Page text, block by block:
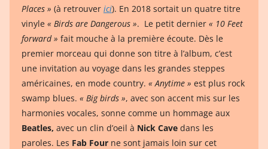
Places » (à retrouver ici). En 2018 sortait un quatre titre
vinyle « Birds are Dangerous ». Le petit dernier « 10 Feet
forward » fait mouche à la première écoute. Dès le
premier morceau qui donne son titre à l’album, c’est
une invitation au voyage dans les grandes steppes
américaines, en mode country. « Anytime » est plus rock
swamp blues. « Big birds », avec son accent mis sur les
harmonies vocales, sonne comme un hommage aux
Beatles, avec un clin d’oeil à Nick Cave dans les
paroles. Les Fab Four ne sont jamais loin sur cet